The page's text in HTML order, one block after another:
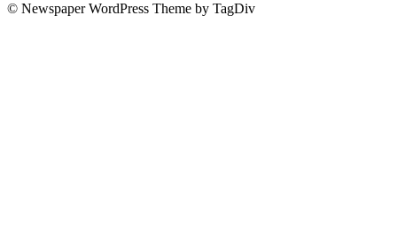
© Newspaper WordPress Theme by TagDiv